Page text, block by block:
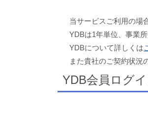
当サービスご利用の場
YDBは1年単位、事業
YDBについて詳しくは
また貴社のご契約状況
YDB会員ログ